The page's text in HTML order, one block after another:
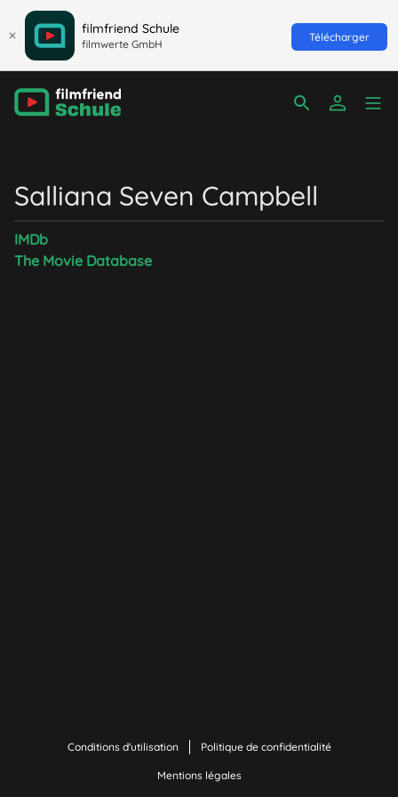
filmfriend Schule
filmwerte GmbH
Télécharger
Salliana Seven Campbell
IMDb
The Movie Database
Conditions d'utilisation Politique de confidentialité
Mentions légales